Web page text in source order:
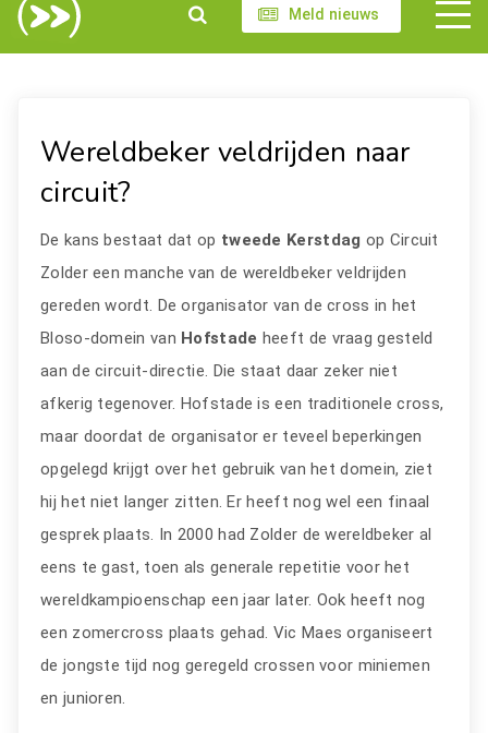
Meld nieuws
Wereldbeker veldrijden naar
circuit?
De kans bestaat dat op tweede Kerstdag op Circuit
Zolder een manche van de wereldbeker veldrijden
gereden wordt. De organisator van de cross in het
Bloso-domein van Hofstade heeft de vraag gesteld
aan de circuit-directie. Die staat daar zeker niet
afkerig tegenover. Hofstade is een traditionele cross,
maar doordat de organisator er teveel beperkingen
opgelegd krijgt over het gebruik van het domein, ziet
hij het niet langer zitten. Er heeft nog wel een finaal
gesprek plaats. In 2000 had Zolder de wereldbeker al
eens te gast, toen als generale repetitie voor het
wereldkampioenschap een jaar later. Ook heeft nog
een zomercross plaats gehad. Vic Maes organiseert
de jongste tijd nog geregeld crossen voor miniemen
en junioren.